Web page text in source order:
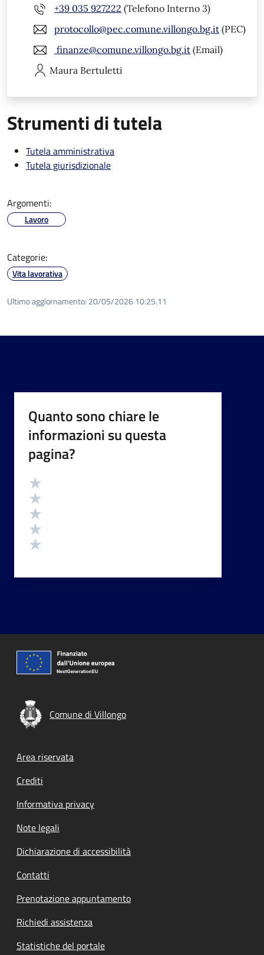
+39 035 927222 (Telefono Interno 3)
protocollo@pec.comune.villongo.bg.it (PEC)
finanze@comune.villongo.bg.it (Email)
Maura Bertuletti
Strumenti di tutela
Tutela amministrativa
Tutela giurisdizionale
Argomenti:
Lavoro
Categorie:
Vita lavorativa
Ultimo aggiornamento: 20/05/2026 10:25.11
Quanto sono chiare le
informazioni su questa
pagina?
Valutazione
Comune di Villongo
Footer menu
Area riservata
Crediti
Informativa privacy
Note legali
Dichiarazione di accessibilità
Contatti
Prenotazione appuntamento
Richiedi assistenza
Statistiche del portale